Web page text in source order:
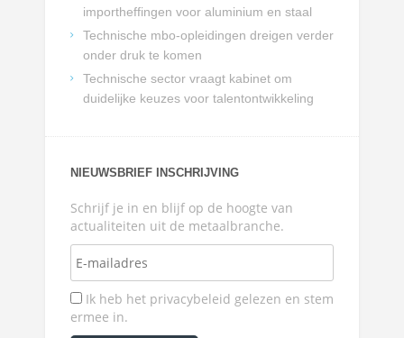
importheffingen voor aluminium en staal
Technische mbo-opleidingen dreigen verder
onder druk te komen
Technische sector vraagt kabinet om
duidelijke keuzes voor talentontwikkeling
NIEUWSBRIEF INSCHRIJVING
Schrijf je in en blijf op de hoogte van
actualiteiten uit de metaalbranche.
Ik heb het privacybeleid gelezen en stem
ermee in.